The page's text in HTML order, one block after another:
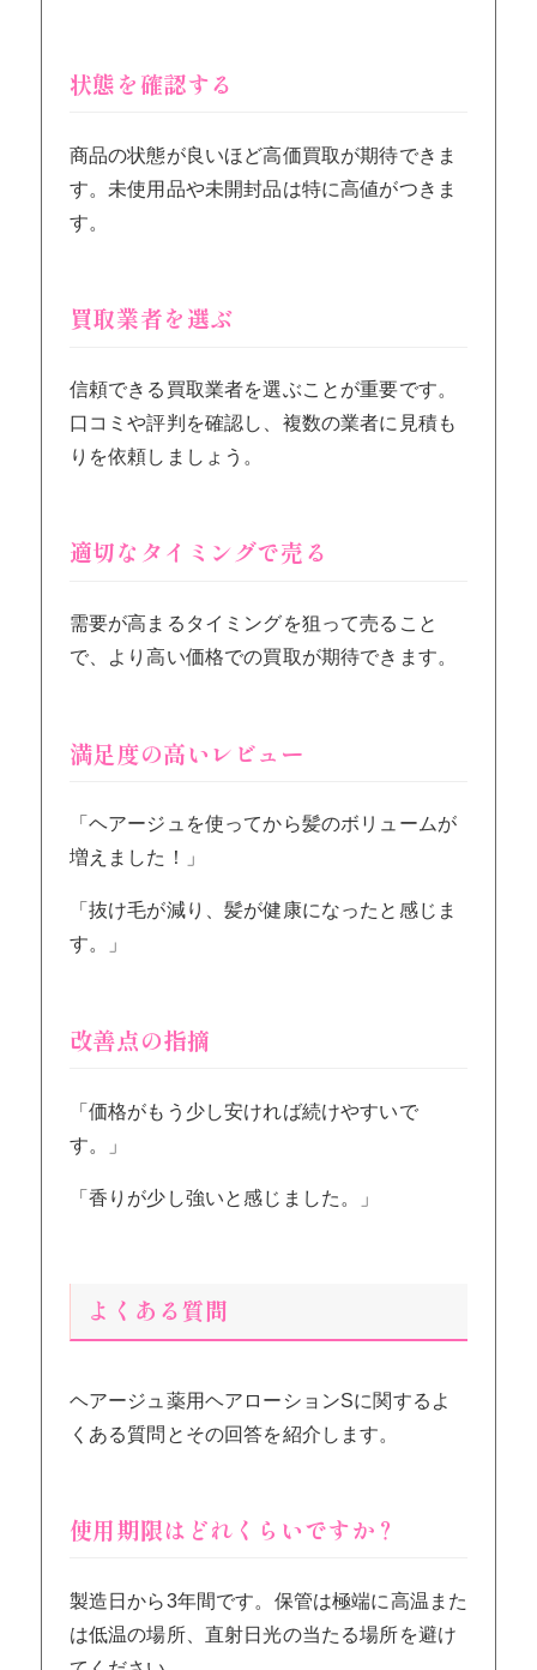
状態を確認する
商品の状態が良いほど高価買取が期待できま
す。未使用品や未開封品は特に高値がつきま
す。
買取業者を選ぶ
信頼できる買取業者を選ぶことが重要です。
口コミや評判を確認し、複数の業者に見積も
りを依頼しましょう。
適切なタイミングで売る
需要が高まるタイミングを狙って売ること
で、より高い価格での買取が期待できます。
満足度の高いレビュー
「ヘアージュを使ってから髪のボリュームが
増えました！」
「抜け毛が減り、髪が健康になったと感じま
す。」
改善点の指摘
「価格がもう少し安ければ続けやすいで
す。」
「香りが少し強いと感じました。」
よくある質問
ヘアージュ薬用ヘアローションSに関するよ
くある質問とその回答を紹介します。
使用期限はどれくらいですか？
製造日から3年間です。保管は極端に高温また
は低温の場所、直射日光の当たる場所を避け